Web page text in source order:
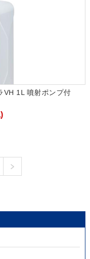
VH 1L 噴射ポンプ付